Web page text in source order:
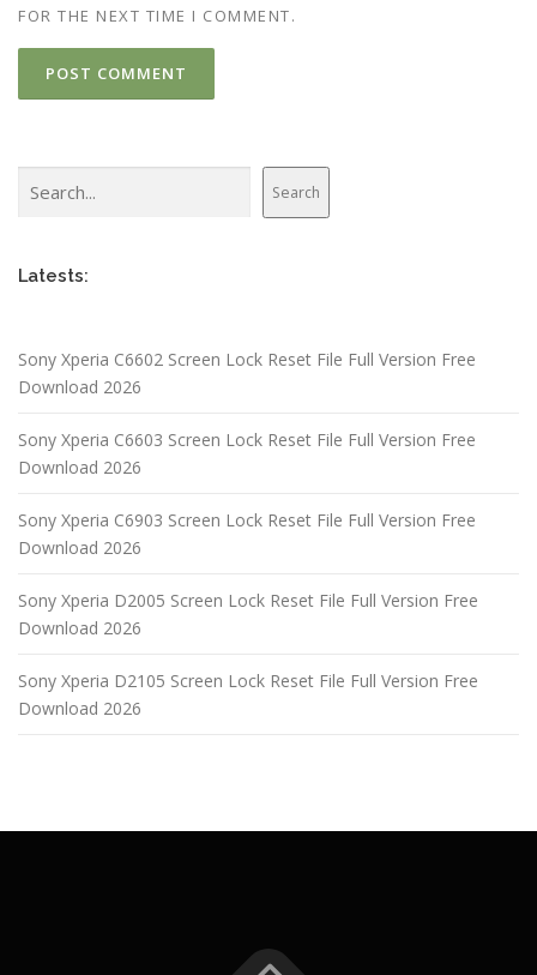
FOR THE NEXT TIME I COMMENT.
Search
Latests:
Sony Xperia C6602 Screen Lock Reset File Full Version Free
Download 2026
Sony Xperia C6603 Screen Lock Reset File Full Version Free
Download 2026
Sony Xperia C6903 Screen Lock Reset File Full Version Free
Download 2026
Sony Xperia D2005 Screen Lock Reset File Full Version Free
Download 2026
Sony Xperia D2105 Screen Lock Reset File Full Version Free
Download 2026